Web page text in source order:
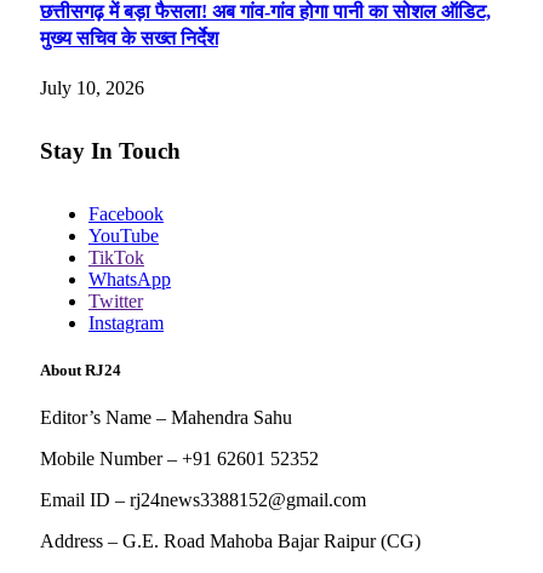
छत्तीसगढ़ में बड़ा फैसला! अब गांव-गांव होगा पानी का सोशल ऑडिट,
मुख्य सचिव के सख्त निर्देश
July 10, 2026
Stay In Touch
Facebook
YouTube
TikTok
WhatsApp
Twitter
Instagram
About RJ24
Editor’s Name – Mahendra Sahu
Mobile Number – +91 62601 52352
Email ID – rj24news3388152@gmail.com
Address – G.E. Road Mahoba Bajar Raipur (CG)